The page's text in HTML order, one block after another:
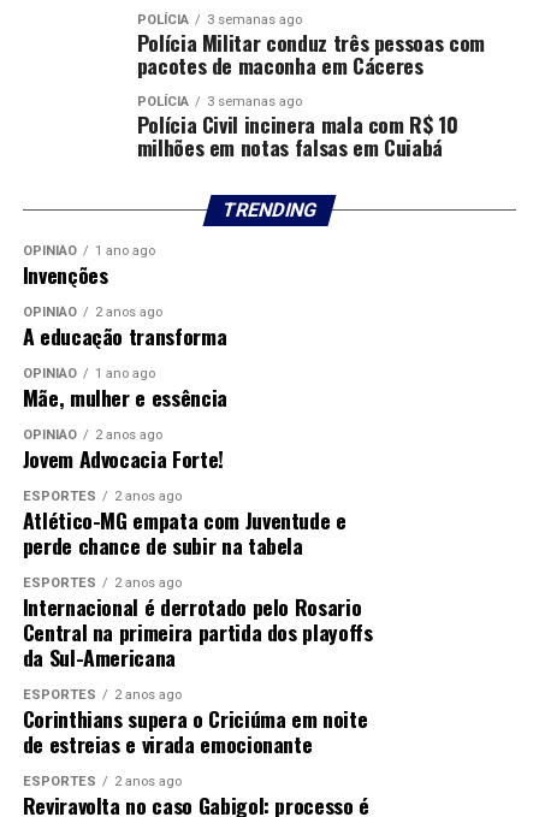
POLÍCIA 3 semanas ago
Polícia Militar conduz três pessoas com
pacotes de maconha em Cáceres
POLÍCIA 3 semanas ago
Polícia Civil incinera mala com R$ 10
milhões em notas falsas em Cuiabá
TRENDING
OPINIÃO 1 ano ago
Invenções
OPINIÃO 2 anos ago
A educação transforma
OPINIÃO 1 ano ago
Mãe, mulher e essência
OPINIÃO 2 anos ago
Jovem Advocacia Forte!
ESPORTES 2 anos ago
Atlético-MG empata com Juventude e
perde chance de subir na tabela
ESPORTES 2 anos ago
Internacional é derrotado pelo Rosario
Central na primeira partida dos playoffs
da Sul-Americana
ESPORTES 2 anos ago
Corinthians supera o Criciúma em noite
de estreias e virada emocionante
ESPORTES 2 anos ago
Reviravolta no caso Gabigol: processo é